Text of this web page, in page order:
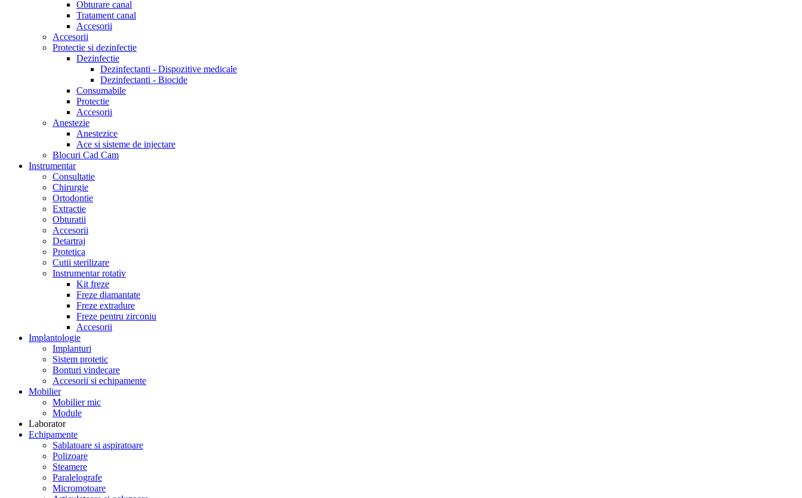
Obturare canal
Tratament canal
Accesorii
Accesorii
Protectie si dezinfectie
Dezinfectie
Dezinfectanti - Dispozitive medicale
Dezinfectanti - Biocide
Consumabile
Protectie
Accesorii
Anestezie
Anestezice
Ace si sisteme de injectare
Blocuri Cad Cam
Instrumentar
Consultatie
Chirurgie
Ortodontie
Extractie
Obturatii
Accesorii
Detartraj
Protetica
Cutii sterilizare
Instrumentar rotativ
Kit freze
Freze diamantate
Freze extradure
Freze pentru zirconiu
Accesorii
Implantologie
Implanturi
Sistem protetic
Bonturi vindecare
Accesorii si echipamente
Mobilier
Mobilier mic
Module
Laborator
Echipamente
Sablatoare si aspiratoare
Polizoare
Steamere
Paralelografe
Micromotoare